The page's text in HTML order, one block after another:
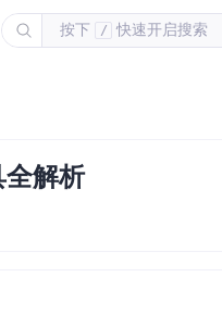
按下 / 快速开启搜索
解析